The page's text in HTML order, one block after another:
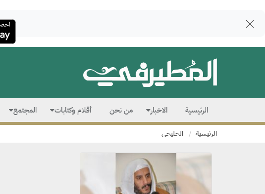
الرئيسية الاخبار من نحن أقلام وكتابات المجتمع
الرئيسية الخليجي